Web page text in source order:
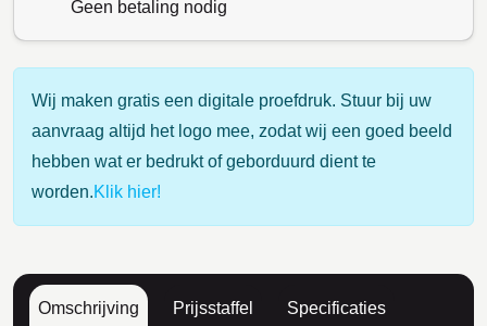
Geen betaling nodig
Wij maken gratis een digitale proefdruk. Stuur bij uw
aanvraag altijd het logo mee, zodat wij een goed beeld
hebben wat er bedrukt of geborduurd dient te
worden.Klik hier!
Omschrijving Prijsstaffel Specificaties